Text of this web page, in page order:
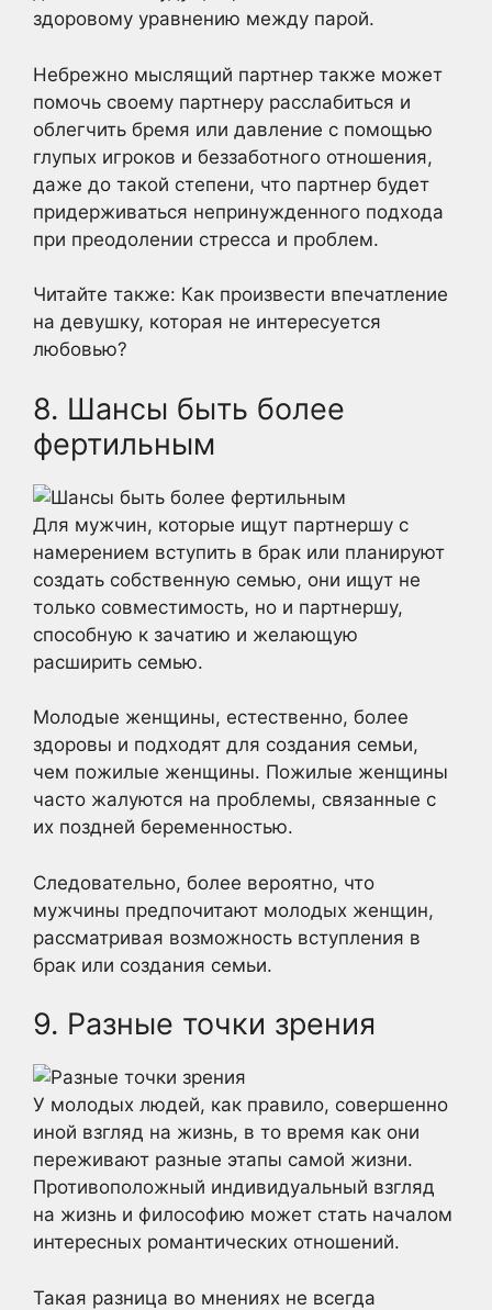
здоровому уравнению между парой.
Небрежно мыслящий партнер также может
помочь своему партнеру расслабиться и
облегчить бремя или давление с помощью
глупых игроков и беззаботного отношения,
даже до такой степени, что партнер будет
придерживаться непринужденного подхода
при преодолении стресса и проблем.
Читайте также: Как произвести впечатление
на девушку, которая не интересуется
любовью?
8. Шансы быть более
фертильным
Для мужчин, которые ищут партнершу с
намерением вступить в брак или планируют
создать собственную семью, они ищут не
только совместимость, но и партнершу,
способную к зачатию и желающую
расширить семью.
Молодые женщины, естественно, более
здоровы и подходят для создания семьи,
чем пожилые женщины. Пожилые женщины
часто жалуются на проблемы, связанные с
их поздней беременностью.
Следовательно, более вероятно, что
мужчины предпочитают молодых женщин,
рассматривая возможность вступления в
брак или создания семьи.
9. Разные точки зрения
У молодых людей, как правило, совершенно
иной взгляд на жизнь, в то время как они
переживают разные этапы самой жизни.
Противоположный индивидуальный взгляд
на жизнь и философию может стать началом
интересных романтических отношений.
Такая разница во мнениях не всегда